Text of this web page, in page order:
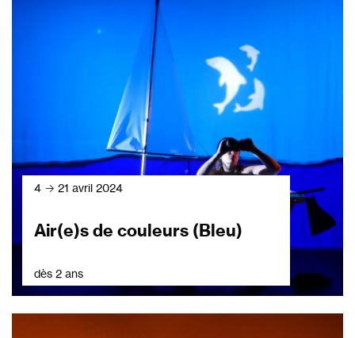
4 → 21 avril 2024
Air(e)s de couleurs (Bleu)
dès 2 ans